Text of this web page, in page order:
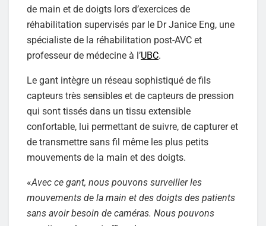
de main et de doigts lors d’exercices de
réhabilitation supervisés par le Dr Janice Eng, une
spécialiste de la réhabilitation post-AVC et
professeur de médecine à l’UBC.
Le gant intègre un réseau sophistiqué de fils
capteurs très sensibles et de capteurs de pression
qui sont tissés dans un tissu extensible
confortable, lui permettant de suivre, de capturer et
de transmettre sans fil même les plus petits
mouvements de la main et des doigts.
«Avec ce gant, nous pouvons surveiller les
mouvements de la main et des doigts des patients
sans avoir besoin de caméras. Nous pouvons